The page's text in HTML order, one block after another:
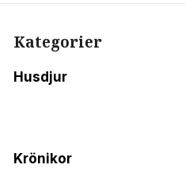
Kategorier
Husdjur
Krönikor